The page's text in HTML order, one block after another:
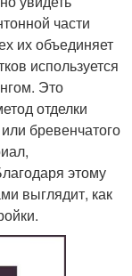
части
их объединяет
используется
Это
отделки
бревенчатого
этому
выглядит, как